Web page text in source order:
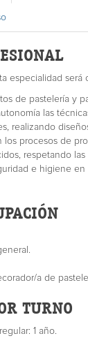
especialidad será
de pastelería y
las
realizando
los procesos de
respetando las
e higiene en
a de
TURNO
1 año.